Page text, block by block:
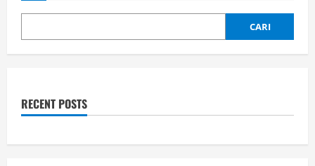
CARI
RECENT POSTS